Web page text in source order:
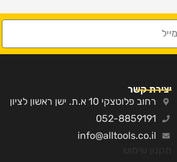
יצירת קשר
רחוב פלוטצקי 10 א.ת. ישן ראשון לציון
052-8859191
info@alltools.co.il